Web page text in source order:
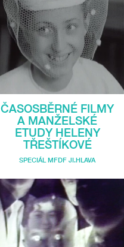
ČASOSBĚRNÉ FILMY
A MANŽELSKÉ
ETUDY HELENY
TŘEŠTÍKOVÉ
SPECIÁL MFDF JI.HLAVA